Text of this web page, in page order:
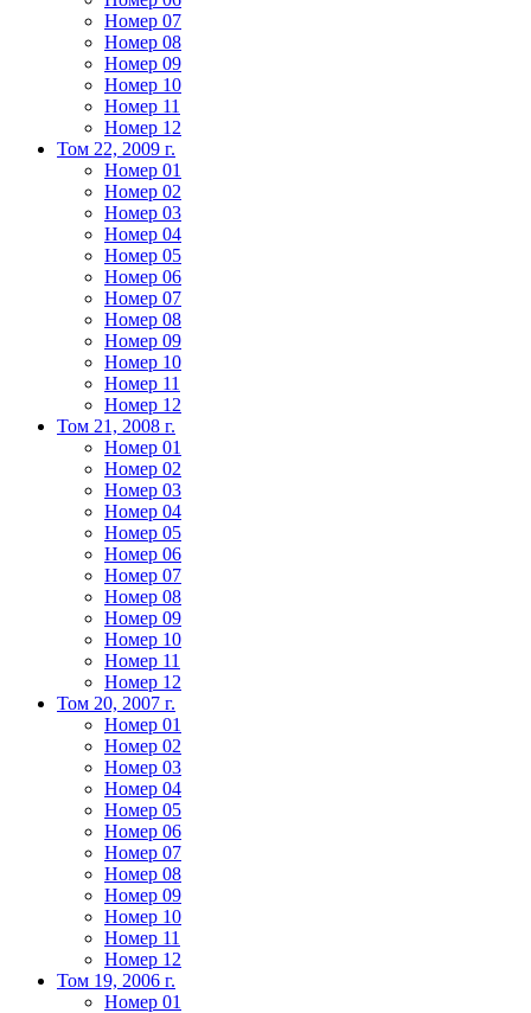
Номер 07
Номер 08
Номер 09
Номер 10
Номер 11
Номер 12
Том 22, 2009 г.
Номер 01
Номер 02
Номер 03
Номер 04
Номер 05
Номер 06
Номер 07
Номер 08
Номер 09
Номер 10
Номер 11
Номер 12
Том 21, 2008 г.
Номер 01
Номер 02
Номер 03
Номер 04
Номер 05
Номер 06
Номер 07
Номер 08
Номер 09
Номер 10
Номер 11
Номер 12
Том 20, 2007 г.
Номер 01
Номер 02
Номер 03
Номер 04
Номер 05
Номер 06
Номер 07
Номер 08
Номер 09
Номер 10
Номер 11
Номер 12
Том 19, 2006 г.
Номер 01